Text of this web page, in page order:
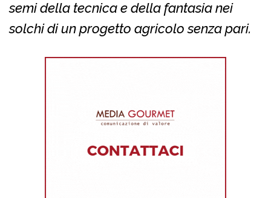
semi della tecnica e della fantasia nei
solchi di un progetto agricolo senza pari.